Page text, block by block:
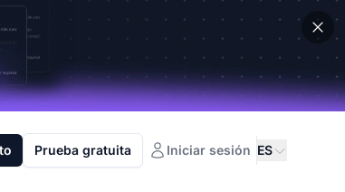
Prueba gratuita Iniciar sesión ES